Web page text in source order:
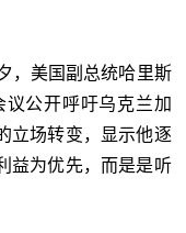
，美国副总统哈里斯
议公开呼吁乌克兰加
立场转变，显示他逐
益为优先，而是是听